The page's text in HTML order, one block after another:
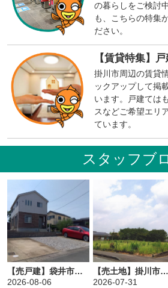
の暮らしをご検討
も、こちらの特集
ださい。
【賃貸特集】
掛川市周辺の賃貸
ックアップして掲
います。戸建ては
スなどご希望エリ
ています。
スタッフブ
【売戸建】袋井市新池
2026-08-06
【売土地】掛川市吉岡
2026-07-31